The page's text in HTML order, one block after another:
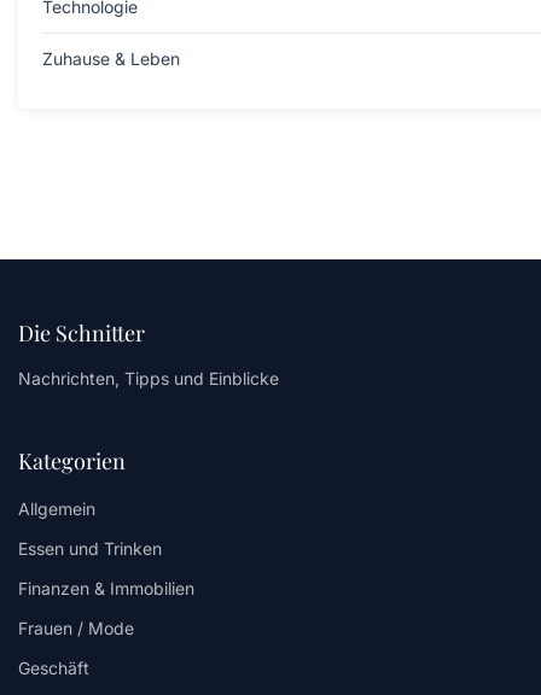
Technologie
Zuhause & Leben
Die Schnitter
Nachrichten, Tipps und Einblicke
Kategorien
Allgemein
Essen und Trinken
Finanzen & Immobilien
Frauen / Mode
Geschäft